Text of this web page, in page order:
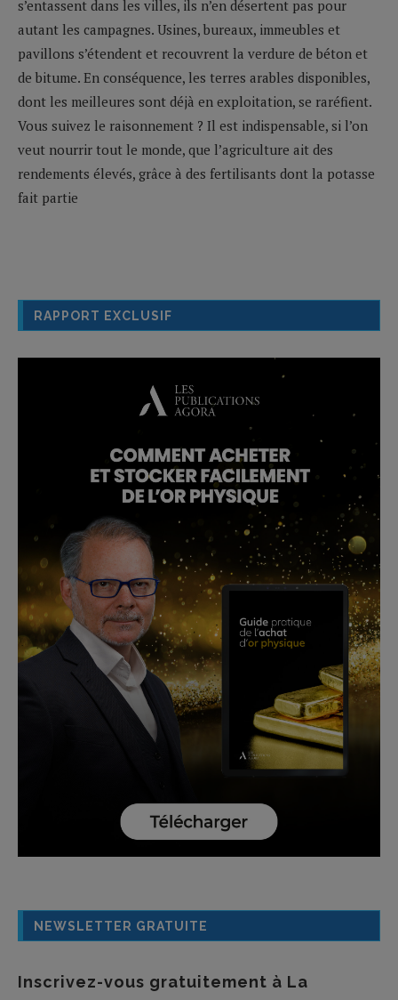
s’entassent dans les villes, ils n’en désertent pas pour
autant les campagnes. Usines, bureaux, immeubles et
pavillons s’étendent et recouvrent la verdure de béton et
de bitume. En conséquence, les terres arables disponibles,
dont les meilleures sont déjà en exploitation, se raréfient.
Vous suivez le raisonnement ? Il est indispensable, si l’on
veut nourrir tout le monde, que l’agriculture ait des
rendements élevés, grâce à des fertilisants dont la potasse
fait partie
RAPPORT EXCLUSIF
NEWSLETTER GRATUITE
Inscrivez-vous gratuitement à La